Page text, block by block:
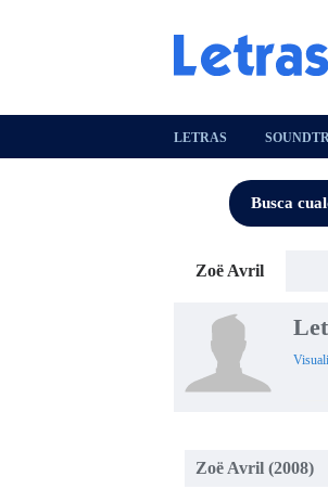
LETRAS
Zoë Avril
Zoë Avril (2008)